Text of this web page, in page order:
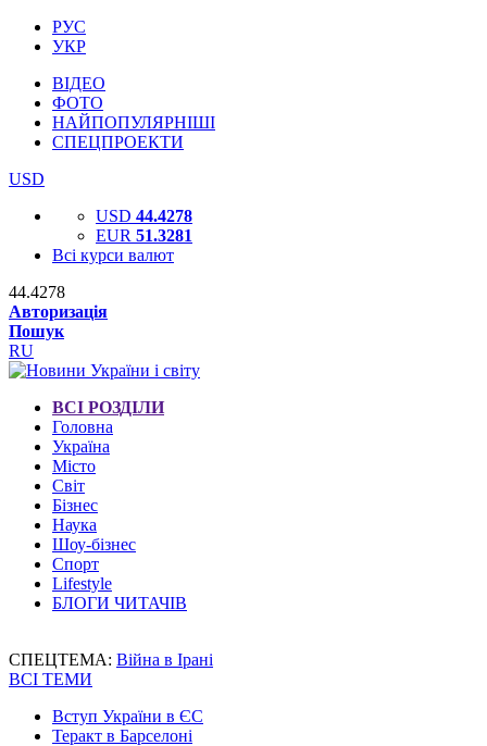
РУС
УКР
ВІДЕО
ФОТО
НАЙПОПУЛЯРНІШІ
СПЕЦПРОЕКТИ
USD
USD 44.4278
EUR 51.3281
Всі курси валют
44.4278
Авторизація
Пошук
RU
ВСІ РОЗДІЛИ
Головна
Україна
Місто
Світ
Бізнес
Наука
Шоу-бізнес
Спорт
Lifestyle
БЛОГИ ЧИТАЧІВ
СПЕЦТЕМА: Війна в Ірані
ВСІ ТЕМИ
Вступ України в ЄС
Теракт в Барселоні